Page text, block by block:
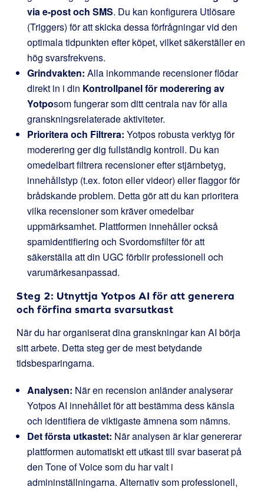
via e-post och SMS. Du kan konfigurera Utlösare
(Triggers) för att skicka dessa förfrågningar vid den
optimala tidpunkten efter köpet, vilket säkerställer en
hög svarsfrekvens.
Grindvakten: Alla inkommande recensioner flödar
direkt in i din Kontrollpanel för moderering av
Yotposom fungerar som ditt centrala nav för alla
granskningsrelaterade aktiviteter.
Prioritera och Filtrera: Yotpos robusta verktyg för
moderering ger dig fullständig kontroll. Du kan
omedelbart filtrera recensioner efter stjärnbetyg,
innehållstyp (t.ex. foton eller videor) eller flaggor för
brådskande problem. Detta gör att du kan prioritera
vilka recensioner som kräver omedelbar
uppmärksamhet. Plattformen innehåller också
spamidentifiering och Svordomsfilter för att
säkerställa att din UGC förblir professionell och
varumärkesanpassad.
Steg 2: Utnyttja Yotpos AI för att generera
och förfina smarta svarsutkast
När du har organiserat dina granskningar kan AI börja
sitt arbete. Detta steg ger de mest betydande
tidsbesparingarna.
Analysen: När en recension anländer analyserar
Yotpos AI innehållet för att bestämma dess känsla
och identifiera de viktigaste ämnena som nämns.
Det första utkastet: När analysen är klar genererar
plattformen automatiskt ett utkast till svar baserat på
den Tone of Voice som du har valt i
admininställningarna. Alternativ som professionell,